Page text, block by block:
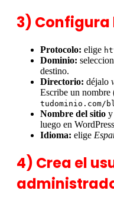
3)
Protocolo: elige
Dominio:
destino.
Directorio: déjalo
Escribe un nombre
tudominio.com/
Nombre del sitio y
luego en
Idioma: elige
4) Crea el